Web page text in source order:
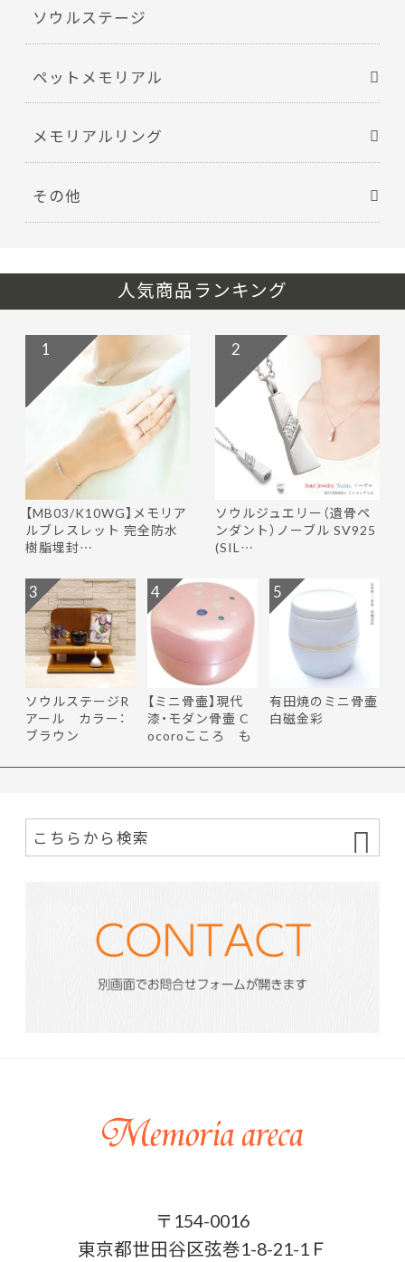
ソウルステージ
ペットメモリアル
メモリアルリング
その他
人気商品ランキング
【MB03/K10WG】メモリア
ルブレスレット 完全防水
樹脂埋封…
1
ソウルジュエリー（遺骨ペ
ンダント）ノーブル SV925
(SIL…
2
ソウルステージR
アール カラー：
ブラウン
3
【ミニ骨壷】現代
漆・モダン骨壷 C
ocoroこころ も
4
有田焼のミニ骨壷
白磁金彩
5
〒154-0016
東京都世田谷区弦巻1-8-21-1Ｆ